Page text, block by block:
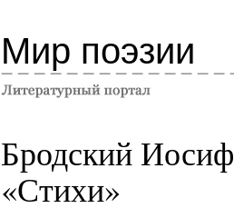
Мир поэзии
Бродский Иосиф
«Стихи»